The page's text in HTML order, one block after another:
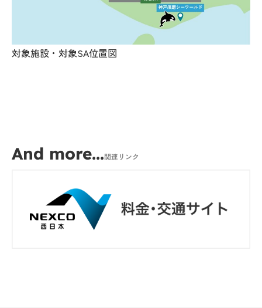
対象施設・対象SA位置図
And more...関連リンク